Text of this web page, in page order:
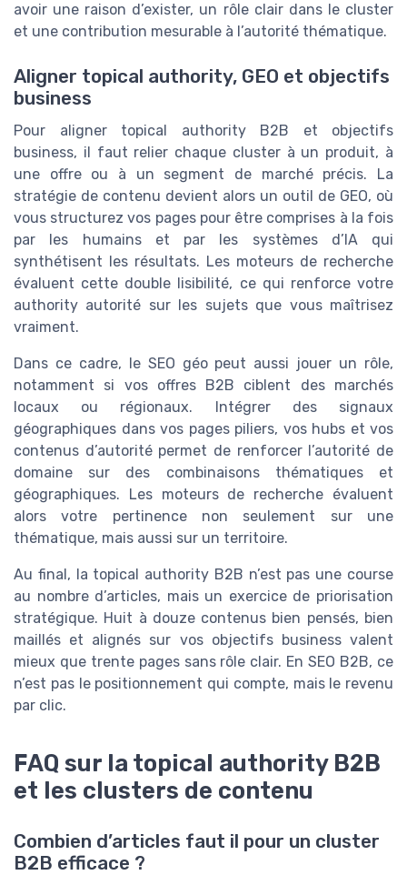
avoir une raison d’exister, un rôle clair dans le cluster
et une contribution mesurable à l’autorité thématique.
Aligner topical authority, GEO et objectifs
business
Pour aligner topical authority B2B et objectifs
business, il faut relier chaque cluster à un produit, à
une offre ou à un segment de marché précis. La
stratégie de contenu devient alors un outil de GEO, où
vous structurez vos pages pour être comprises à la fois
par les humains et par les systèmes d’IA qui
synthétisent les résultats. Les moteurs de recherche
évaluent cette double lisibilité, ce qui renforce votre
authority autorité sur les sujets que vous maîtrisez
vraiment.
Dans ce cadre, le SEO géo peut aussi jouer un rôle,
notamment si vos offres B2B ciblent des marchés
locaux ou régionaux. Intégrer des signaux
géographiques dans vos pages piliers, vos hubs et vos
contenus d’autorité permet de renforcer l’autorité de
domaine sur des combinaisons thématiques et
géographiques. Les moteurs de recherche évaluent
alors votre pertinence non seulement sur une
thématique, mais aussi sur un territoire.
Au final, la topical authority B2B n’est pas une course
au nombre d’articles, mais un exercice de priorisation
stratégique. Huit à douze contenus bien pensés, bien
maillés et alignés sur vos objectifs business valent
mieux que trente pages sans rôle clair. En SEO B2B, ce
n’est pas le positionnement qui compte, mais le revenu
par clic.
FAQ sur la topical authority B2B
et les clusters de contenu
Combien d’articles faut il pour un cluster
B2B efficace ?